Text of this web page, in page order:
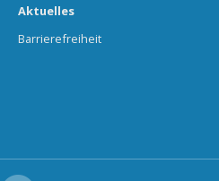
Aktuelles
Barrierefreiheit